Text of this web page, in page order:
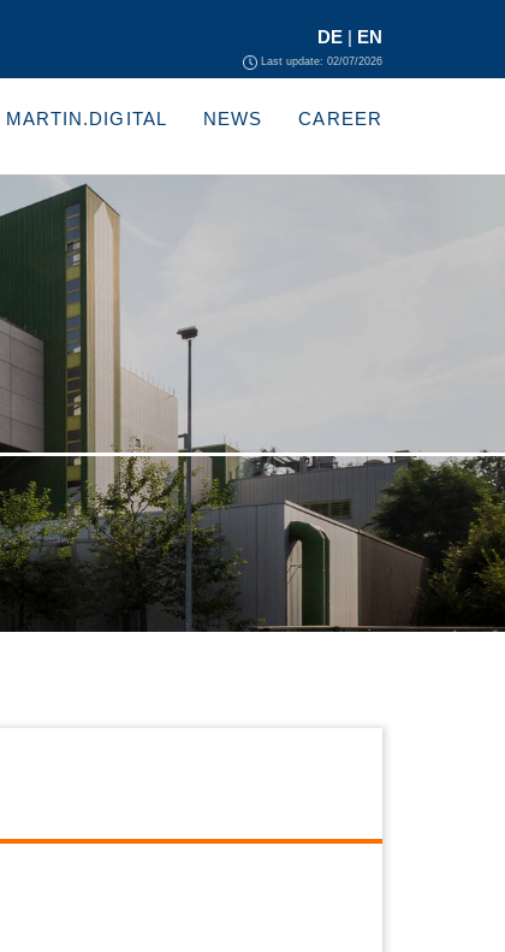
Last update: 02/07/2026
DE | EN
MARTIN.DIGITAL NEWS CAREER